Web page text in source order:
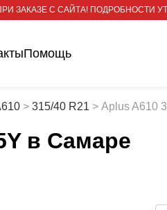
ЗАКАЗЕ С САЙТА! ПОДРОБНОСТИ
Помощь
> 315/40 R21 > Aplus A610
в Самаре